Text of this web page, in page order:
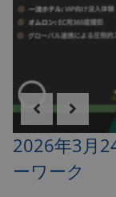
2026年3月
ーワーク